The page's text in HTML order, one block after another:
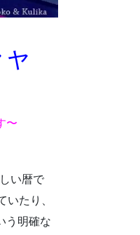
〜
い暦で
たり、
う明確な